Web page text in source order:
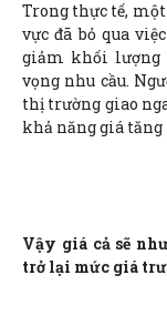
Trong thực tế,
vực đã bỏ qua
giảm khối lượng
vọng nhu cầu.
thị trường giao
khả năng giá
Vậy giá cả sẽ
trở lại mức giá